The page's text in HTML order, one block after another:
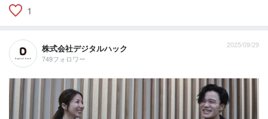
1
株式会社デジタルハック
749フォロワー
2025/09/29